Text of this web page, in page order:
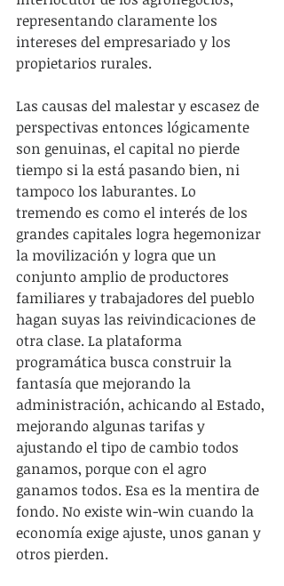
representando claramente los
intereses del empresariado y los
propietarios rurales.
Las causas del malestar y escasez de
perspectivas entonces lógicamente
son genuinas, el capital no pierde
tiempo si la está pasando bien, ni
tampoco los laburantes. Lo
tremendo es como el interés de los
grandes capitales logra hegemonizar
la movilización y logra que un
conjunto amplio de productores
familiares y trabajadores del pueblo
hagan suyas las reivindicaciones de
otra clase. La plataforma
programática busca construir la
fantasía que mejorando la
administración, achicando al Estado,
mejorando algunas tarifas y
ajustando el tipo de cambio todos
ganamos, porque con el agro
ganamos todos. Esa es la mentira de
fondo. No existe win-win cuando la
economía exige ajuste, unos ganan y
otros pierden.